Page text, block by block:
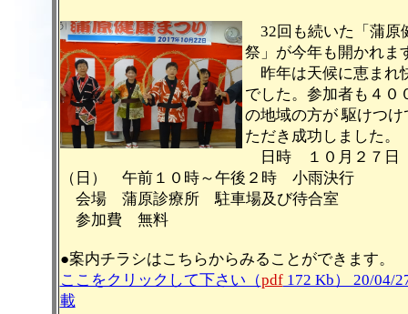
32回も続いた「蒲原
祭」が今年も開かれま
昨年は天候に恵まれ
でした。参加者も４０
の地域の方が 駆けつけ
ただき成功しました。
日時 １０月２７日
（日） 午前１０時～午後２時 小雨決行
会場 蒲原診療所 駐車場及び待合室
参加費 無料
●案内チラシはこちらからみることができます。
ここをクリックして下さい（pdf172 Kb） 20/04/
載